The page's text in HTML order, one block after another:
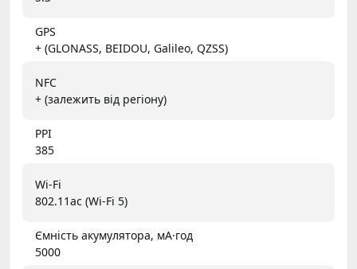
GPS
+ (GLONASS, BEIDOU, Galileo, QZSS)
NFC
+ (залежить від регіону)
PPI
385
Wi-Fi
802.11ac (Wi-Fi 5)
Ємність акумулятора, мА·год
5000